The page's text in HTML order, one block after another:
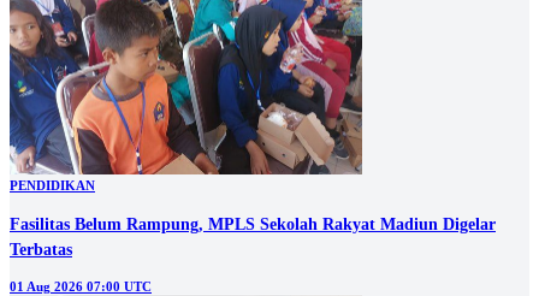
PENDIDIKAN
Fasilitas Belum Rampung, MPLS Sekolah Rakyat Madiun Digelar
Terbatas
01 Aug 2026 07:00 UTC